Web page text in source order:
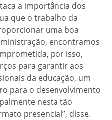
a importância dos
que o trabalho da
uma boa
encontramos
por isso,
para garantir aos
da educação, um
para o desenvolvimento
nesta tão
presencial”, disse.